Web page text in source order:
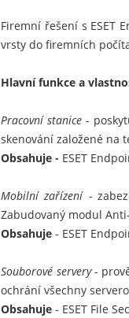
Firemní řešení s ESET
vrsty do firemních
Hlavní funkce a
Pracovní stanice -
skenování založené na
Obsahuje - ESET
Mobilní zařízení -
Zabudovaný modul
Obsahuje - ESET
Souborové servery -
ochrání všechny
Obsahuje - ESET File